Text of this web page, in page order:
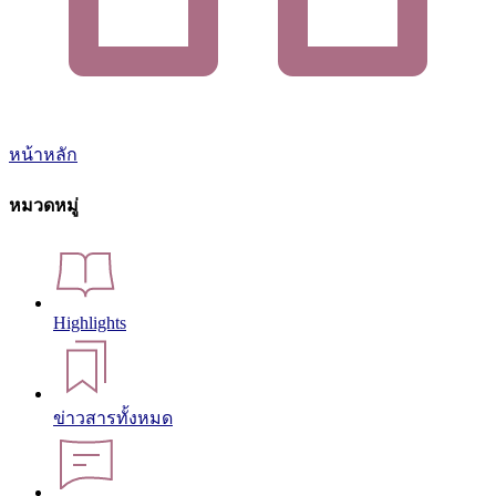
หน้าหลัก
หมวดหมู่
Highlights
ข่าวสารทั้งหมด